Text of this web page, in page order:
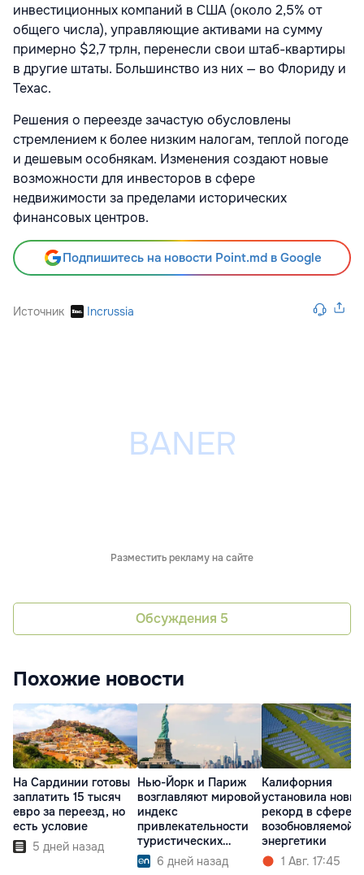
инвестиционных компаний в США (около 2,5% от
общего числа), управляющие активами на сумму
примерно $2,7 трлн, перенесли свои штаб-квартиры
в другие штаты. Большинство из них — во Флориду и
Техас.
Решения о переезде зачастую обусловлены
стремлением к более низким налогам, теплой погоде
и дешевым особнякам. Изменения создают новые
возможности для инвесторов в сфере
недвижимости за пределами исторических
финансовых центров.
Подпишитесь на новости Point.md в Google
Источник Incrussia
Разместить рекламу на сайте
Обсуждения 5
Похожие новости
На Сардинии готовы
заплатить 15 тысяч
евро за переезд, но
есть условие
5 дней назад
Нью-Йорк и Париж
возглавляют мировой
индекс
привлекательности
туристических
городов
6 дней назад
Калифорния
установила новый
рекорд в сфере
возобновляемой
энергетики
1 Авг. 17:45